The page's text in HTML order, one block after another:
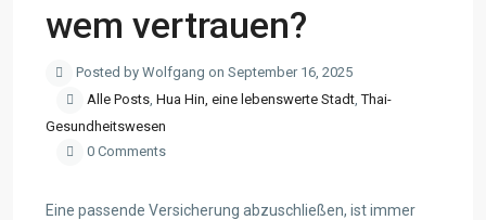
wem vertrauen?
Posted by Wolfgang on September 16, 2025
Alle Posts, Hua Hin, eine lebenswerte Stadt,Thai-
Gesundheitswesen
0 Comments
Eine passende Versicherung abzuschließen, ist immer